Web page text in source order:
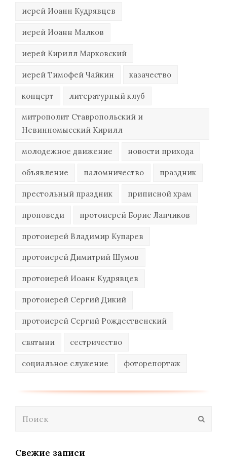
иерей Иоанн Кудрявцев
иерей Иоанн Малков
иерей Кирилл Марковский
иерей Тимофей Чайкин казачество
концерт литературный клуб
митрополит Ставропольский и
Невинномысский Кирилл
молодежное движение новости прихода
объявление паломничество праздник
престольный праздник приписной храм
проповеди протоиерей Борис Ланчиков
протоиерей Владимир Купарев
протоиерей Димитрий Шумов
протоиерей Иоанн Кудрявцев
протоиерей Сергий Дикий
протоиерей Сергий Рождественский
святыни сестричество
социальное служение фоторепортаж
Свежие записи